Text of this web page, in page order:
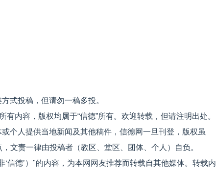
式投稿，但请勿一稿多投。
有内容，版权均属于“信德”所有。欢迎转载，但请注明出处。
个人提供当地新闻及其他稿件，信德网一旦刊登，版权虽
文责一律由投稿者（教区、堂区、团体、个人）自负。
信德’）"的内容，为本网网友推荐而转载自其他媒体。转载内